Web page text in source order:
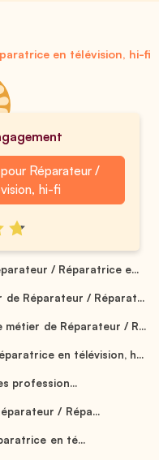
en télévision, hi-fi
Réparateur /
hi-fi
/ Réparatrice e...
Réparateur / Réparat...
de Réparateur / R...
en télévision, h...
profession...
/ Répa...
en té...